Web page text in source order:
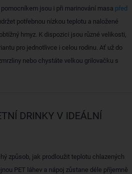
jsou i při marinování masa před
potřebnou nízkou teplotu a naložené
hmyz. K dispozici jsou různé velikosti,
pro jednotlivce i celou rodinu. Ať už do
nebo chystáte velkou grilovačku s
DRINKY V IDEÁLNÍ
způsob, jak prodloužit teplotu chlazených
PET láhev a nápoj zůstane déle příjemně